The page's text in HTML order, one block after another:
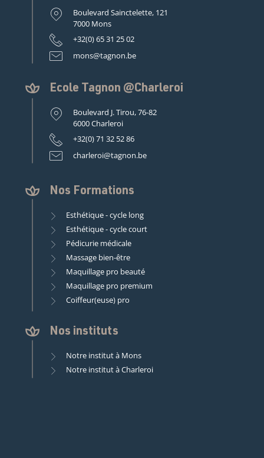
Boulevard Sainctelette, 121
7000 Mons
+32(0) 65 31 25 02
mons@tagnon.be
Ecole Tagnon @Charleroi
Boulevard J. Tirou, 76-82
6000 Charleroi
+32(0) 71 32 52 86
charleroi@tagnon.be
Nos Formations
Esthétique - cycle long
Esthétique - cycle court
Pédicurie médicale
Massage bien-être
Maquillage pro beauté
Maquillage pro premium
Coiffeur(euse) pro
Nos instituts
Notre institut à Mons
Notre institut à Charleroi